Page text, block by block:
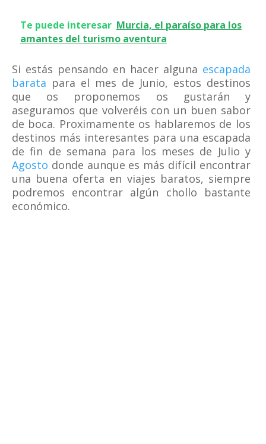
Te puede interesar Murcia, el paraíso para los
amantes del turismo aventura
Si estás pensando en hacer alguna escapada
barata para el mes de Junio, estos destinos
que os proponemos os gustarán y
aseguramos que volveréis con un buen sabor
de boca. Proximamente os hablaremos de los
destinos más interesantes para una escapada
de fin de semana para los meses de Julio y
Agosto donde aunque es más difícil encontrar
una buena oferta en viajes baratos, siempre
podremos encontrar algún chollo bastante
económico.